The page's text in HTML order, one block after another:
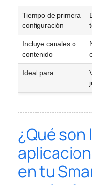
Tiempo de primera
configuración
Incluye canales o
contenido
Ideal para
¿Qué son
en tu